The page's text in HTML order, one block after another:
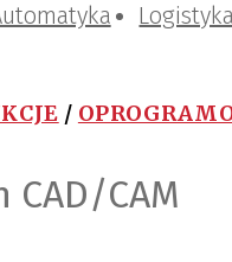
Logistyka
/
CAM